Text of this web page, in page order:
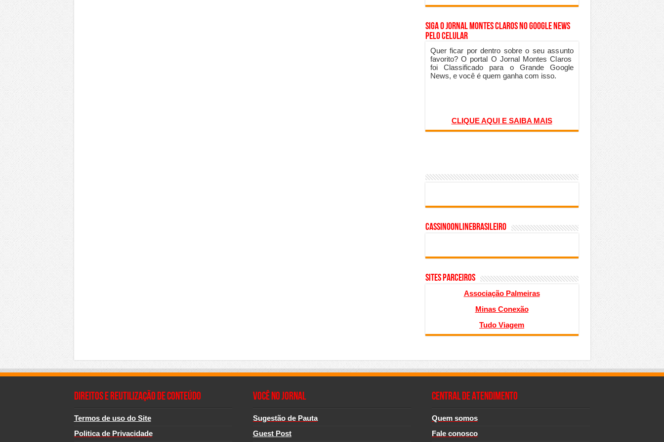
Siga o Jornal Montes Claros no Google News
pelo Celular
Quer ficar por dentro sobre o seu assunto
favorito? O portal O Jornal Montes Claros
foi Classificado para o Grande Google
News, e você é quem ganha com isso.
CLIQUE AQUI E SAIBA MAIS
cassinoonlinebrasileiro
SITES PARCEIROS
Associação Palmeiras
Minas Conexão
Tudo Viagem
Direitos e Reutilização de Conteúdo
Termos de uso do Site
Politica de Privacidade
Você no Jornal
Sugestão de Pauta
Guest Post
CENTRAL DE ATENDIMENTO
Quem somos
Fale conosco